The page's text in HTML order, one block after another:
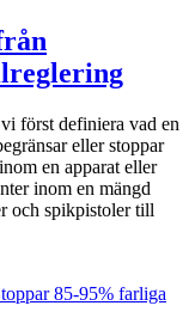
först definiera vad en
eller stoppar
en apparat eller
inom en mängd
och spikpistoler till